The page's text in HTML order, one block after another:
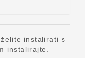
instalirati s
instalirajte.